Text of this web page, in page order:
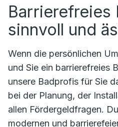
Barrierefreies
sinnvoll und
Wenn die persönlichen
und Sie ein barrierefreies
unsere Badprofis für Sie
bei der Planung, der
allen Fördergeldfragen.
modernen und